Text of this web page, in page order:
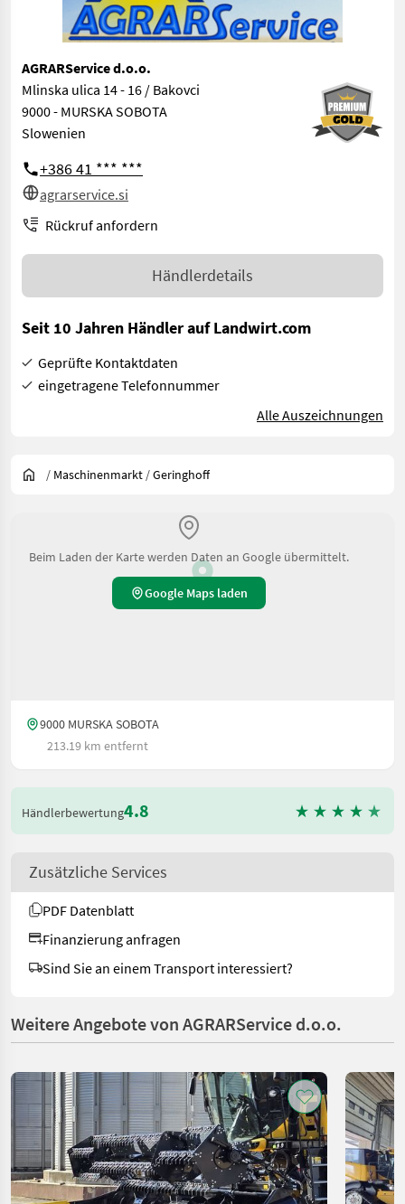
AGRARService d.o.o.
Mlinska ulica 14 - 16 / Bakovci
9000 - MURSKA SOBOTA
Slowenien
+386 41 *** ***
agrarservice.si
Rückruf anfordern
Händlerdetails
Seit 10 Jahren Händler auf Landwirt.com
Geprüfte Kontaktdaten
eingetragene Telefonnummer
Alle Auszeichnungen
/ Maschinenmarkt /Geringhoff
Beim Laden der Karte werden Daten an Google übermittelt.
Google Maps laden
9000 MURSKA SOBOTA
213.19 km entfernt
Händlerbewertung4.8
Zusätzliche Services
PDF Datenblatt
Finanzierung anfragen
Sind Sie an einem Transport interessiert?
Weitere Angebote von AGRARService d.o.o.